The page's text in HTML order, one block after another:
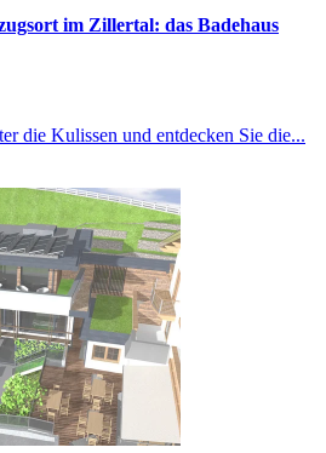
im Zillertal: das Badehaus
die Kulissen und entdecken Sie die...